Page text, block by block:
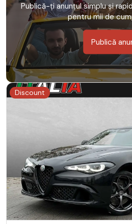
Publică-ți anunțul simplu și
pentru mii de
Publică
Discount